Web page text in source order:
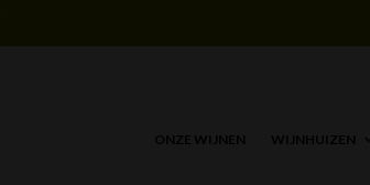
ONZE WIJNEN WIJNHUIZEN